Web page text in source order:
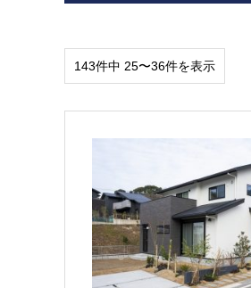
143件中 25〜36件を表示